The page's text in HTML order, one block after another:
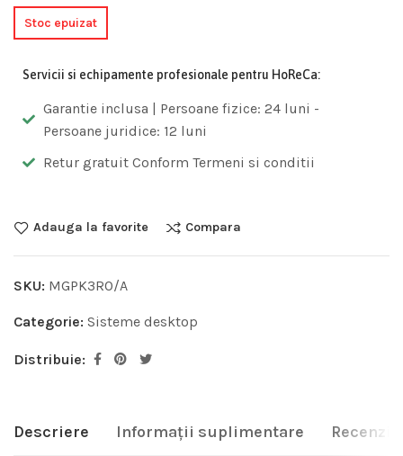
Stoc epuizat
Servicii si echipamente profesionale pentru HoReCa:
Garantie inclusa | Persoane fizice: 24 luni -
Persoane juridice: 12 luni
Retur gratuit Conform Termeni si conditii
Adauga la favorite Compara
SKU: MGPK3RO/A
Categorie: Sisteme desktop
Distribuie:
Descriere Informații suplimentare Recenzii